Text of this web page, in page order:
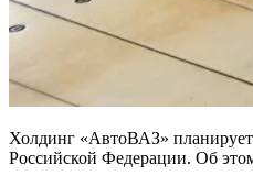
Холдинг «АвтоВАЗ» планирует
Российской Федерации. Об